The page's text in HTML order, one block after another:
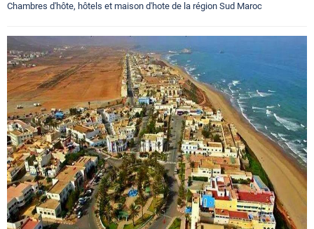
Chambres d'hôte, hôtels et maison d'hote de la région Sud Maroc